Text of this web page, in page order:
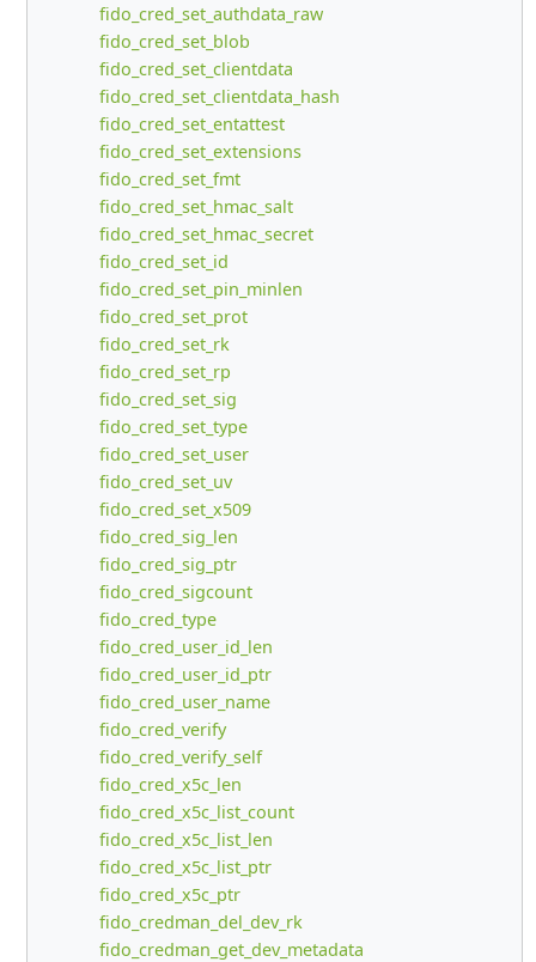
fido_cred_set_authdata_raw
fido_cred_set_blob
fido_cred_set_clientdata
fido_cred_set_clientdata_hash
fido_cred_set_entattest
fido_cred_set_extensions
fido_cred_set_fmt
fido_cred_set_hmac_salt
fido_cred_set_hmac_secret
fido_cred_set_id
fido_cred_set_pin_minlen
fido_cred_set_prot
fido_cred_set_rk
fido_cred_set_rp
fido_cred_set_sig
fido_cred_set_type
fido_cred_set_user
fido_cred_set_uv
fido_cred_set_x509
fido_cred_sig_len
fido_cred_sig_ptr
fido_cred_sigcount
fido_cred_type
fido_cred_user_id_len
fido_cred_user_id_ptr
fido_cred_user_name
fido_cred_verify
fido_cred_verify_self
fido_cred_x5c_len
fido_cred_x5c_list_count
fido_cred_x5c_list_len
fido_cred_x5c_list_ptr
fido_cred_x5c_ptr
fido_credman_del_dev_rk
fido_credman_get_dev_metadata